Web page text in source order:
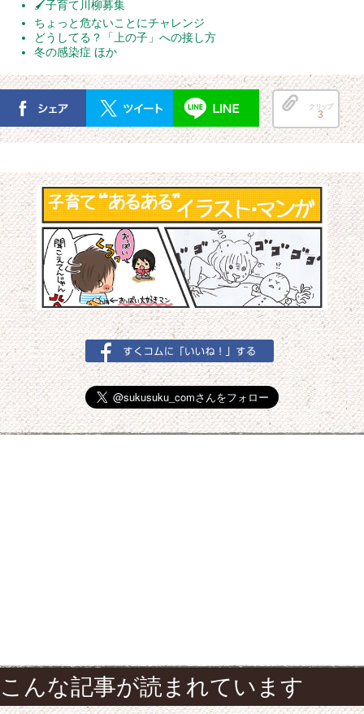
🖌子育て川柳募集
ちょっと危ないことにチャレンジ
どうしてる？「上の子」への接し方
冬の感染症 ほか
クリップ
3
こんな記事が読まれています